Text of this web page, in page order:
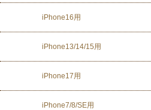
iPhone16用
iPhone13/14/15用
iPhone17用
iPhone7/8/SE用